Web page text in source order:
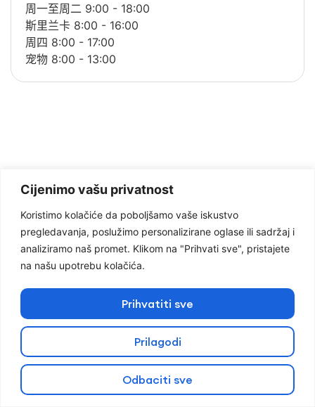
Cijenimo vašu privatnost
Koristimo kolačiće da poboljšamo vaše iskustvo
pregledavanja, poslužimo personalizirane oglase ili sadržaj i
analiziramo naš promet. Klikom na "Prihvati sve", pristajete
na našu upotrebu kolačića.
Prilagodi
Odbaciti sve
Prihvatiti sve
周一至周二 9:00 - 18:00
斯里兰卡 8:00 - 16:00
周四 8:00 - 17:00
宠物 8:00 - 13:00